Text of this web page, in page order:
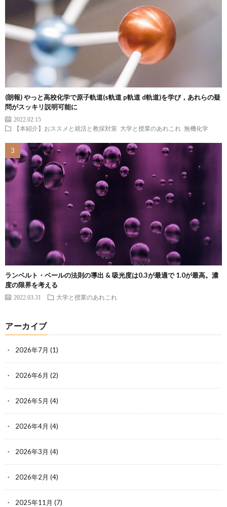
(朗報) やっと高校化学で原子軌道(s軌道 p軌道 d軌道)を学び，あれらの疑
問がスッキリ説明可能に
2022.02.15
【本紹介】おススメと就活と教採対策 大学と授業のあれこれ 無機化学
ランベルト・ベールの法則の導出 & 吸光度は0.3が最適で 1.0が最高。濃
度の限界を考える
2022.03.31 大学と授業のあれこれ
アーカイブ
2026年7月 (1)
2026年6月 (2)
2026年5月 (4)
2026年4月 (4)
2026年3月 (4)
2026年2月 (4)
2025年11月 (7)